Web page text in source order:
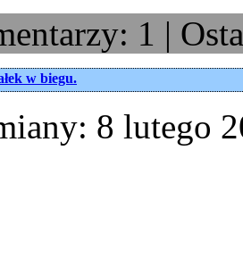
1 |
w biegu.
8 lutego